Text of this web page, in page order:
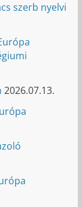
szerb nyelvi
2026.07.13.